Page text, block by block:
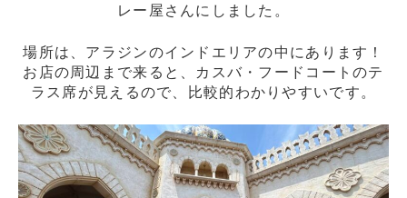
レー屋さんにしました。
場所は、アラジンのインドエリアの中にあります！
お店の周辺まで来ると、カスバ・フードコートのテ
ラス席が見えるので、比較的わかりやすいです。